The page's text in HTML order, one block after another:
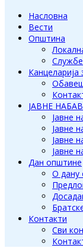
Насловна
Вести
Општина
Канцеларија
ЈАВНЕ
Јавне
Јавне
Јавне
Јавне
Дан општине
О дану
Контакти
Сви